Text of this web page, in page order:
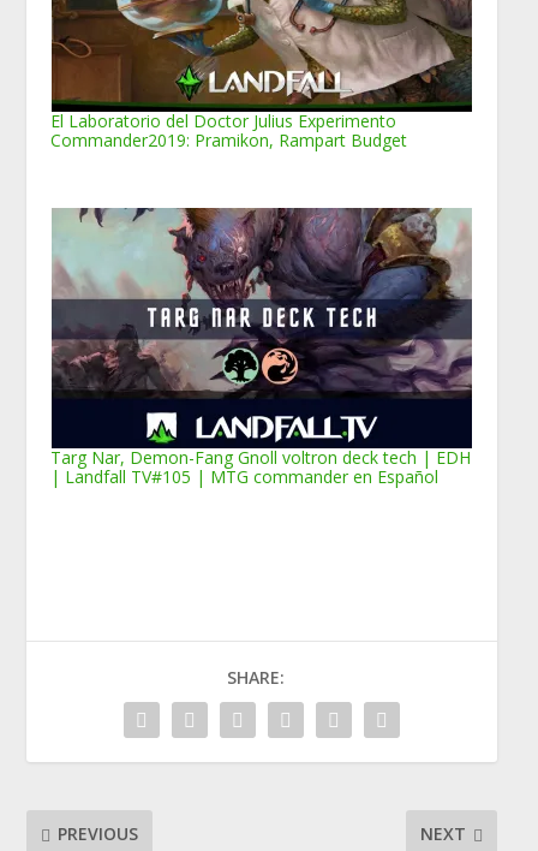
El Laboratorio del Doctor Julius Experimento
Commander2019: Pramikon, Rampart Budget
Targ Nar, Demon-Fang Gnoll voltron deck tech | EDH
| Landfall TV#105 | MTG commander en Español
SHARE:
PREVIOUS NEXT